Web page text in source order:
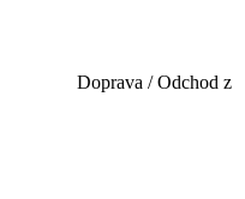
Doprava / Odchod z